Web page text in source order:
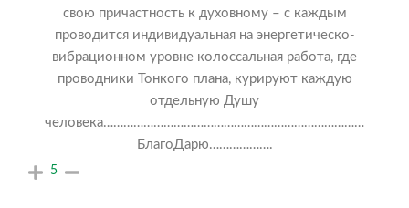
свою причастность к духовному – с каждым
проводится индивидуальная на энергетическо-
вибрационном уровне колоссальная работа, где
проводники Тонкого плана, курируют каждую
отдельную Душу
человека……………………………………………………………………
БлагоДарю……………….
5